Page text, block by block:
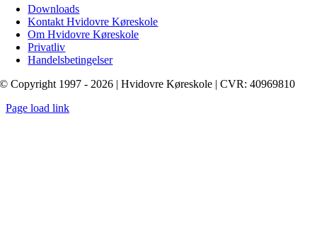
Downloads
Kontakt Hvidovre Køreskole
Om Hvidovre Køreskole
Privatliv
Handelsbetingelser
© Copyright 1997 - 2026 | Hvidovre Køreskole | CVR: 40969810
Page load link